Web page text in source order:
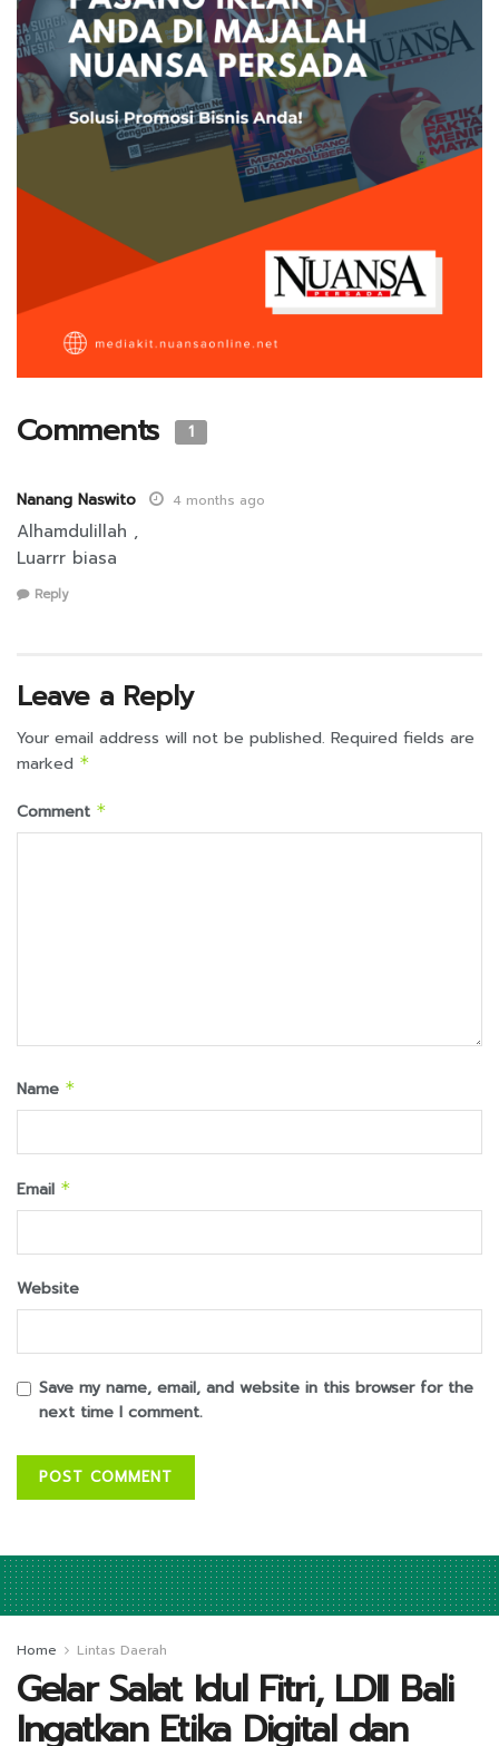
Comments 1
Nanang Naswito 4 months ago
Alhamdulillah ,
Luarrr biasa
Reply
Leave a Reply
Your email address will not be published. Required fields are
marked *
Comment *
Name *
Email *
Website
Save my name, email, and website in this browser for the
next time I comment.
Home Lintas Daerah
Gelar Salat Idul Fitri, LDII Bali
Ingatkan Etika Digital dan